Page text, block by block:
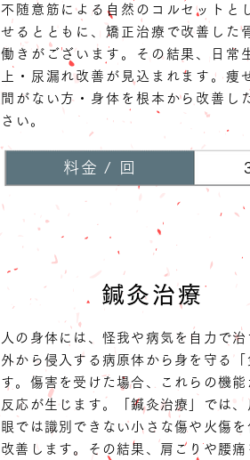
不随意筋による自然のコルセットと
せるとともに、矯正治療で改善した
働きがございます。その結果、日常
上・尿漏れ改善が見込まれます。痩
間がない方・身体を根本から改善し
さい。
料金 / 回
鍼灸治療
人の身体には、怪我や病気を自力で
外から侵入する病原体から身を守る
す。傷害を受けた場合、これらの機
反応が生じます。「鍼灸治療」では
眼では識別できない小さな傷や火傷
改善します。その結果、肩こりや腰